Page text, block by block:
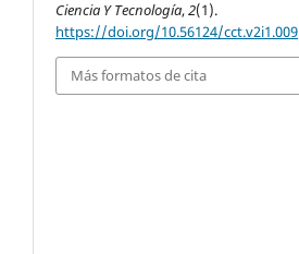
Ciencia Y Tecnología,2(1).
https://doi.org/10.56124/cct.v2i1.009
Más formatos de cita